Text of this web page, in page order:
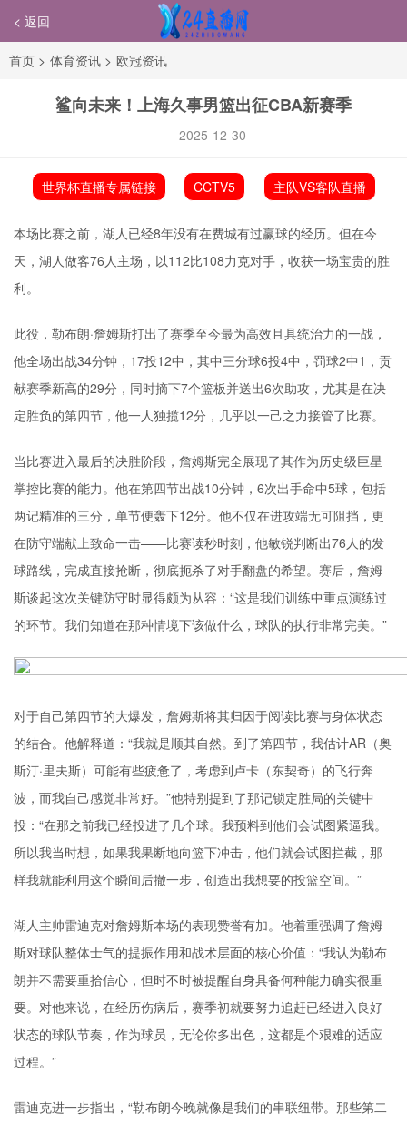
< 返回
首页 > 体育资讯 > 欧冠资讯
鲨向未来！上海久事男篮出征CBA新赛季
2025-12-30
世界杯直播专属链接 CCTV5 主队VS客队直播
本场比赛之前，湖人已经8年没有在费城有过赢球的经历。但在今
天，湖人做客76人主场，以112比108力克对手，收获一场宝贵的胜
利。
此役，勒布朗·詹姆斯打出了赛季至今最为高效且具统治力的一战，
他全场出战34分钟，17投12中，其中三分球6投4中，罚球2中1，贡
献赛季新高的29分，同时摘下7个篮板并送出6次助攻，尤其是在决
定胜负的第四节，他一人独揽12分，几乎以一己之力接管了比赛。
当比赛进入最后的决胜阶段，詹姆斯完全展现了其作为历史级巨星
掌控比赛的能力。他在第四节出战10分钟，6次出手命中5球，包括
两记精准的三分，单节便轰下12分。他不仅在进攻端无可阻挡，更
在防守端献上致命一击——比赛读秒时刻，他敏锐判断出76人的发
球路线，完成直接抢断，彻底扼杀了对手翻盘的希望。赛后，詹姆
斯谈起这次关键防守时显得颇为从容：“这是我们训练中重点演练过
的环节。我们知道在那种情境下该做什么，球队的执行非常完美。”
对于自己第四节的大爆发，詹姆斯将其归因于阅读比赛与身体状态
的结合。他解释道：“我就是顺其自然。到了第四节，我估计AR（奥
斯汀·里夫斯）可能有些疲惫了，考虑到卢卡（东契奇）的飞行奔
波，而我自己感觉非常好。”他特别提到了那记锁定胜局的关键中
投：“在那之前我已经投进了几个球。我预料到他们会试图紧逼我。
所以我当时想，如果我果断地向篮下冲击，他们就会试图拦截，那
样我就能利用这个瞬间后撤一步，创造出我想要的投篮空间。”
湖人主帅雷迪克对詹姆斯本场的表现赞誉有加。他着重强调了詹姆
斯对球队整体士气的提振作用和战术层面的核心价值：“我认为勒布
朗并不需要重拾信心，但时不时被提醒自身具备何种能力确实很重
要。对他来说，在经历伤病后，赛季初就要努力追赶已经进入良好
状态的球队节奏，作为球员，无论你多出色，这都是个艰难的适应
过程。”
雷迪克进一步指出，“勒布朗今晚就像是我们的串联纽带。那些第二